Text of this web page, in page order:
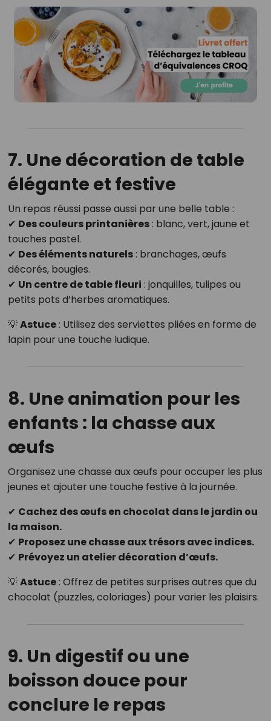
7. Une décoration de table
élégante et festive
Un repas réussi passe aussi par une belle table :
✔ Des couleurs printanières: blanc, vert, jaune et
touches pastel.
✔ Des éléments naturels: branchages, œufs
décorés, bougies.
✔ Un centre de table fleuri : jonquilles, tulipes ou
petits pots d’herbes aromatiques.
💡Astuce: Utilisez des serviettes pliées en forme de
lapin pour une touche ludique.
8. Une animation pour les
enfants : la chasse aux
œufs
Organisez une chasse aux œufs pour occuper les plus
jeunes et ajouter une touche festive à la journée.
✔ Cachez des œufs en chocolat dans le jardin ou
la maison.
✔ Proposez une chasse aux trésors avec indices.
✔ Prévoyez un atelier décoration d’œufs.
💡Astuce: Offrez de petites surprises autres que du
chocolat (puzzles, coloriages) pour varier les plaisirs.
9. Un digestif ou une
boisson douce pour
conclure le repas